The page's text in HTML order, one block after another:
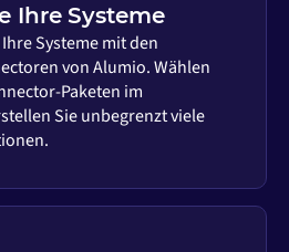
Ihre Systeme
Systeme mit den
von Alumio. Wählen
Paketen im
Sie unbegrenzt viele